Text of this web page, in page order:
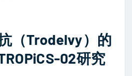
（Trodelvy）的
02研究